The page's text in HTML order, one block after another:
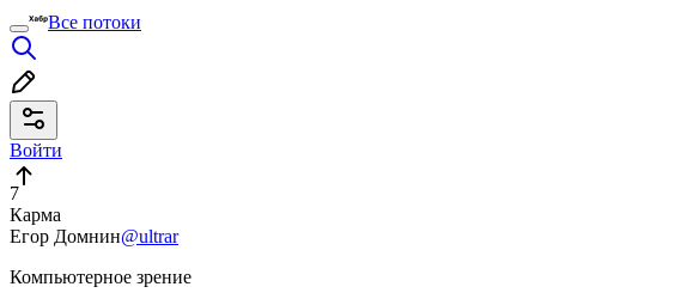
Все потоки
Войти
7
Карма
Егор Домнин@ultrar
Компьютерное зрение